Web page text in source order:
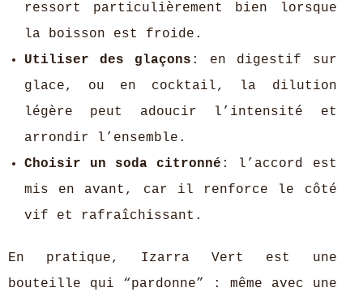
ressort particulièrement bien lorsque
la boisson est froide.
Utiliser des glaçons : en digestif sur
glace, ou en cocktail, la dilution
légère peut adoucir l’intensité et
arrondir l’ensemble.
Choisir un soda citronné : l’accord est
mis en avant, car il renforce le côté
vif et rafraîchissant.
En pratique, Izarra Vert est une
bouteille qui “pardonne” : même avec une